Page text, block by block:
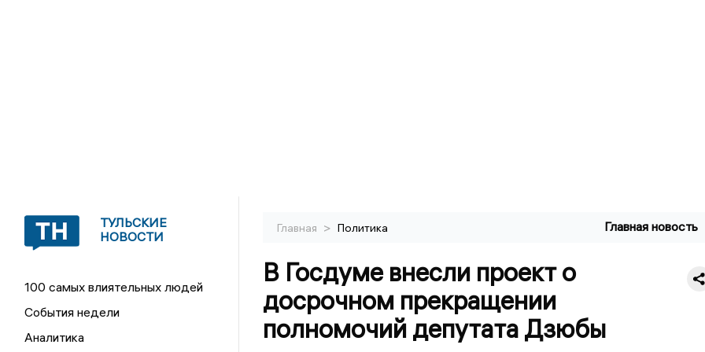
ТУЛЬСКИЕ
НОВОСТИ
100 самых влиятельных людей
События недели
Аналитика
Главная > Политика Главная новость
В Госдуме внесли проект о
досрочном прекращении
полномочий депутата Дзюбы